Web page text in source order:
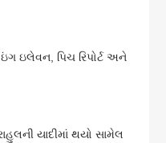
ઇલેવન, પિચ રિપોર્ટ અને
યાદીમાં થયો સામેલ